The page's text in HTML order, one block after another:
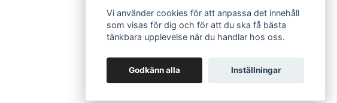
Vi använder cookies för att anpassa det innehåll
som visas för dig och för att du ska få bästa
tänkbara upplevelse när du handlar hos oss.
Godkänn alla Inställningar